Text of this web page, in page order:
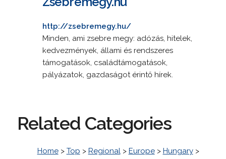
http://zsebremegy.hu/
Minden, ami zsebre megy: adózás, hitelek,
kedvezmények, állami és rendszeres
támogatások, családtámogatások,
pályázatok, gazdaságot érintő hírek.
Related Categories
Home> Top > Regional> Europe> Hungary>